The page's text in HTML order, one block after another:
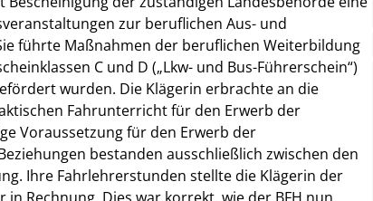
zur beruflichen Aus- und
führte Maßnahmen der beruflichen Weiterbildung
C und D („Lkw- und Bus-Führerschein“)
wurden. Die Klägerin erbrachte an die
Fahrunterricht für den Erwerb der
Voraussetzung für den Erwerb der
bestanden ausschließlich zwischen den
Ihre Fahrlehrerstunden stellte die Klägerin der